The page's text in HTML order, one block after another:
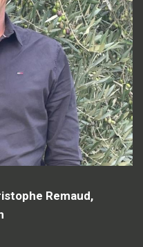
Remaud,